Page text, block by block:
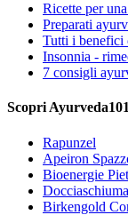
Ricette per
Preparati
Tutti i benefici
Insonnia -
7 consigli
Scopri
Rapunzel
Apeiron
Bioenergie
Birkengold